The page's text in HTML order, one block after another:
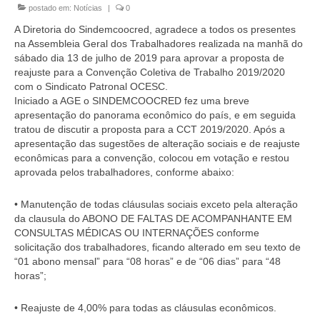
Homologação
Índices
Notícias
Contato
Baixar APP
postado em: Notícias | 0
A Diretoria do Sindemcoocred, agradece a todos os presentes
na Assembleia Geral dos Trabalhadores realizada na manhã do
sábado dia 13 de julho de 2019 para aprovar a proposta de
reajuste para a Convenção Coletiva de Trabalho 2019/2020
com o Sindicato Patronal OCESC.
Iniciado a AGE o SINDEMCOOCRED fez uma breve
apresentação do panorama econômico do país, e em seguida
tratou de discutir a proposta para a CCT 2019/2020. Após a
apresentação das sugestões de alteração sociais e de reajuste
econômicas para a convenção, colocou em votação e restou
aprovada pelos trabalhadores, conforme abaixo:
• Manutenção de todas cláusulas sociais exceto pela alteração
da clausula do ABONO DE FALTAS DE ACOMPANHANTE EM
CONSULTAS MÉDICAS OU INTERNAÇÕES conforme
solicitação dos trabalhadores, ficando alterado em seu texto de
“01 abono mensal” para “08 horas” e de “06 dias” para “48
horas”;
• Reajuste de 4,00% para todas as cláusulas econômicos.